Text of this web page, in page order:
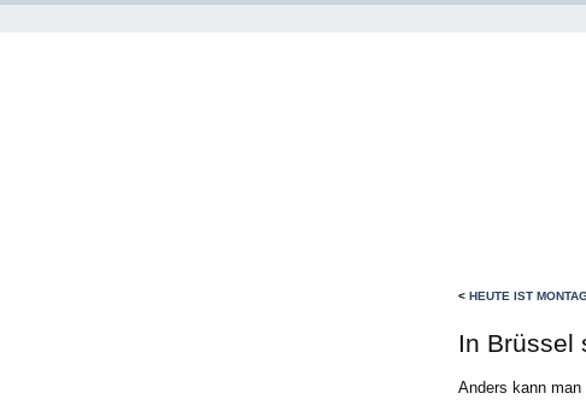
< HEUTE IST
In Brüssel
Anders kann